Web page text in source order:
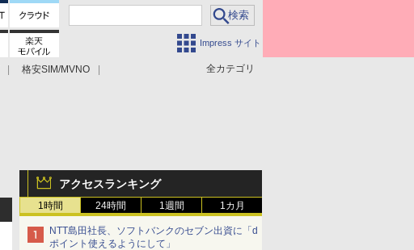
Impress サイト
全カテゴリ
格安SIM/MVNO
アクセスランキング
1時間 24時間 1週間 1カ月
NTT島田社長、ソフトバンクのセブン出資に「d
ポイント使えるようにして」